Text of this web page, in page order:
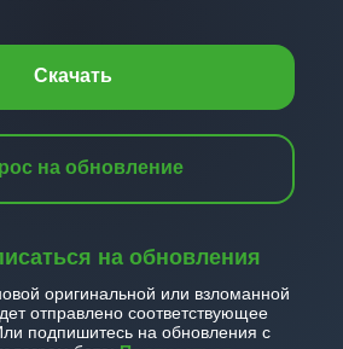
Скачать
на обновление
на обновления
оригинальной или взломанной
отправлено соответствующее
подпишитесь на обновления с